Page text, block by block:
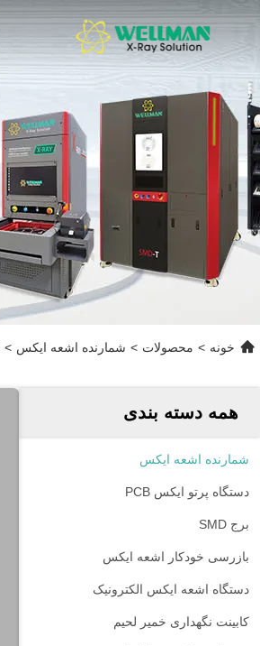
خونه > محصولات > شمارنده اشعه ایکس >
همه دسته بندی
شمارنده اشعه ایکس
دستگاه پرتو ایکس PCB
برج SMD
بازرسی خودکار اشعه ایکس
دستگاه اشعه ایکس الکترونیک
کابینت نگهداری خمیر لحیم